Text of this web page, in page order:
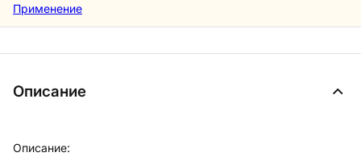
Применение
Описание
Описание: